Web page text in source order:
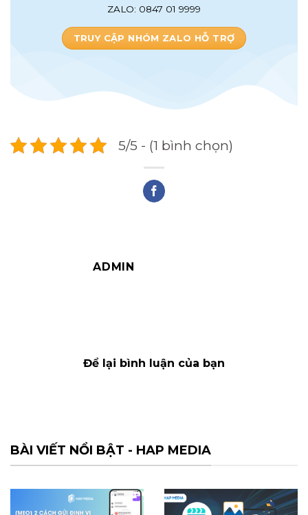
ZALO: 0847 01 9999
TRUY CẬP NHÓM ZALO HỖ TRỢ
5/5 - (1 bình chọn)
ADMIN
Để lại bình luận của bạn
BÀI VIẾT NỔI BẬT - HAP MEDIA